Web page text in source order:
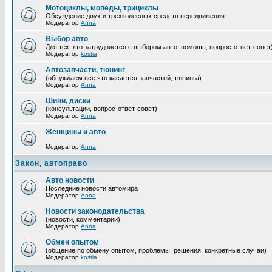
Мотоциклы, мопеды, трициклы
Обсуждение двух и трехколесных средств передвижения
Модератор Anna
Выбор авто
Для тех, кто затрудняется с выбором авто, помощь, вопрос-ответ-
Модератор kostia
Автозапчасти, тюнинг
(обсуждаем все что касается запчастей, тюнинга)
Модератор Anna
Шини, диски
(консультации, вопрос-ответ-совет)
Модератор Anna
Женщины и авто
Модератор Anna
Закон, автоправо
Авто новости
Последние новости автомира
Модератор Anna
Новости законодательства
(новости, комментарии)
Модератор Anna
Обмен опытом
(общение по обмену опытом, проблемы, решения, конкретные случаи)
Модератор kostia